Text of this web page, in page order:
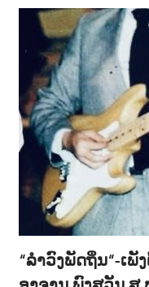
“ລຳວົງພັດຖິ່ນ“-ເ